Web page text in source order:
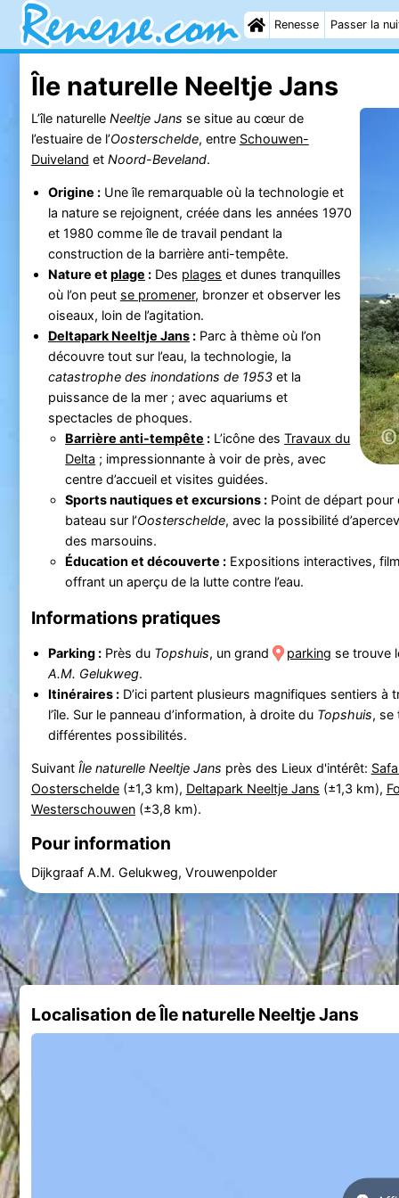
Renesse Passer la
Île naturelle Neeltje Jans
L’île naturelle Neeltje Jans se situe au cœur de
l’estuaire de l’Oosterschelde, entre Schouwen-
Duiveland et Noord-Beveland.
Origine :Une île remarquable où la technologie et
la nature se rejoignent, créée dans les années 1970
et 1980 comme île de travail pendant la
construction de la barrière anti-tempête.
Nature et plage :Des plages et dunes tranquilles
où l’on peut se promener, bronzer et observer les
oiseaux, loin de l’agitation.
Deltapark Neeltje Jans:Parc à thème où l’on
découvre tout sur l’eau, la technologie, la
catastrophe des inondations de 1953et la
puissance de la mer ; avec aquariums et
spectacles de phoques.
Barrière anti-tempête : L’icône desTravaux du
Delta ; impressionnante à voir de près, avec
centre d’accueil et visites guidées.
Sports nautiques et excursions : Point de départ pour
bateau sur l’Oosterschelde, avec la possibilité
des marsouins.
Éducation et découverte : Expositions interactives,
offrant un aperçu de la lutte contre l’eau.
Informations pratiques
Parking :Près du Topshuis, un grand parking se trouve
A.M. Gelukweg.
Itinéraires :D’ici partent plusieurs magnifiques sentiers à
l’île. Sur le panneau d’information, à droite du Topshuis, se
différentes possibilités.
Suivant Île naturelle Neeltje Jans près des Lieux d'intérêt:
Oosterschelde(±1,3 km), Deltapark Neeltje Jans (±1,3 km),
Westerschouwen(±3,8 km).
Pour information
Dijkgraaf A.M. Gelukweg, Vrouwenpolder
Localisation de Île naturelle Neeltje Jans